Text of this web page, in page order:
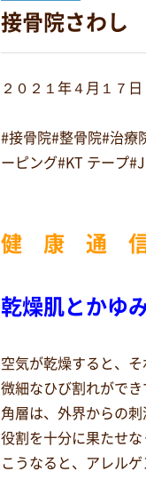
接骨院さわ
２０２１年４月１７日
#接骨院#整骨院#治療
ーピング#KT テープ
健 康 通
乾燥肌とかゆ
空気が乾燥すると、
微細なひび割れができ
角層は、外界からの
役割を十分に果たせ
こうなると、アレル